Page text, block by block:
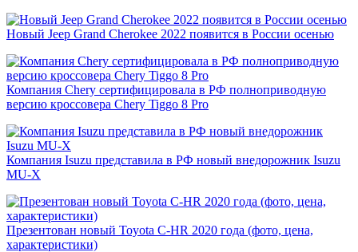
Новый Jeep Grand Cherokee 2022 появится в России осенью
Компания Chery сертифицировала в РФ полноприводную
версию кроссовера Chery Tiggo 8 Pro
Компания Isuzu представила в РФ новый внедорожник Isuzu
MU-X
Презентован новый Toyota C-HR 2020 года (фото, цена,
характеристики)